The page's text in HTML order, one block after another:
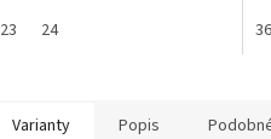
místech doporučených
23 24 36
Varianty Popis